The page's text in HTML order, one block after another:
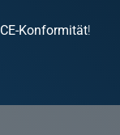
CE-Konformität!